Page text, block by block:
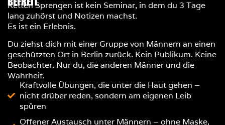
Ketten Sprengen ist kein Seminar, in dem du 3 Tage
lang zuhörst und Notizen machst.
Es ist ein Erlebnis.
Du ziehst dich mit einer Gruppe von Männern an einen
geschützten Ort in Berlin zurück. Kein Publikum. Keine
Beobachter. Nur du, die anderen Männer und die
Wahrheit.
Kraftvolle Übungen, die unter die Haut gehen –
nicht drüber reden, sondern am eigenen Leib
spüren
Offener Austausch unter Männern – ohne Maske,